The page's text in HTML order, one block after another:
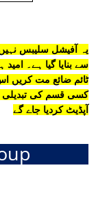
یہ آفیشل سلیبس
سے بنایا گیا ہے۔ امید
ٹائم ضائع مت کریں
کسی قسم کی تبدیلی
آپڈیٹ کردیا جاے گے